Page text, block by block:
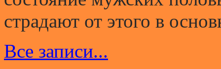
страдают от этого в
Все записи...